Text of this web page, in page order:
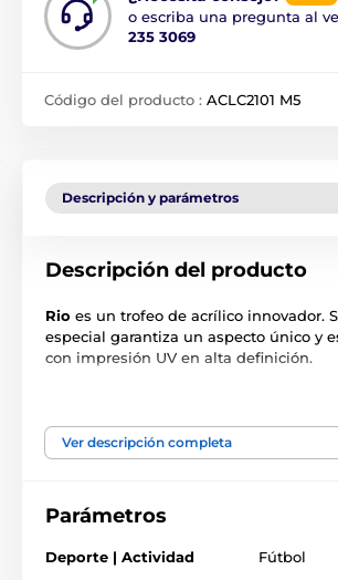
o escriba una pregunta al
235 3069
Código del producto : ACLC2101 M5
Descripción y parámetros
Descripción del producto
Rio es un trofeo de acrílico innovador.
especial garantiza un aspecto único y
con impresión UV en alta definición.
El producto aparece en las
Trofeos al máximo goleador de
Trofeos de fútbol baratos
Ver descripción completa
Parámetros
Deporte | Actividad Fútbol